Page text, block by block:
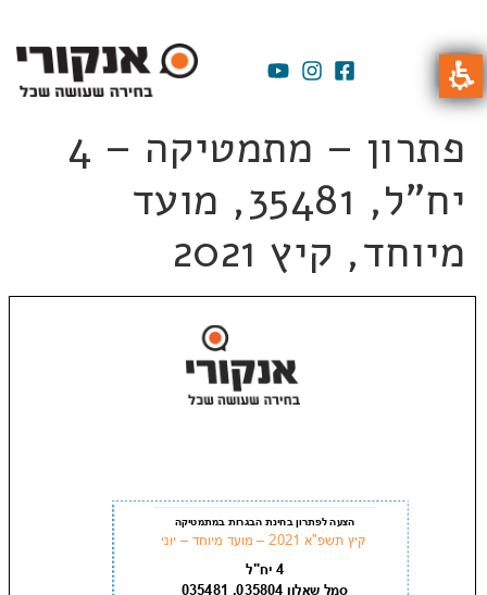
פתרון – מתמטיקה – 4
יח"ל, 35481, מועד
מיוחד, קיץ 2021